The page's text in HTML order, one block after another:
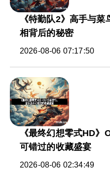
《特勤队2》高手与
相背后的秘密
2026-08-06 07:17:50
《最终幻想零式HD
可错过的收藏盛宴
2026-08-06 02:34:49